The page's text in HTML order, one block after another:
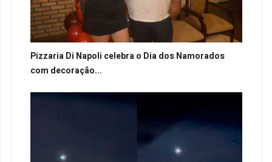
Pizzaria Di Napoli celebra o Dia dos Namorados
com decoração...